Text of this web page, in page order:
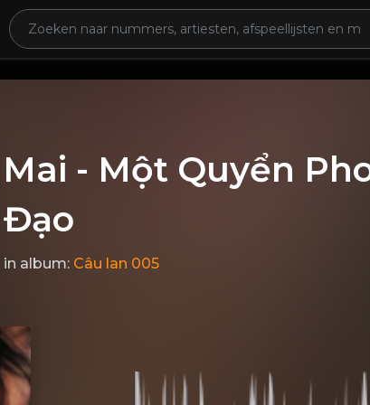
- Một Quyển
in album: Câu lan 005